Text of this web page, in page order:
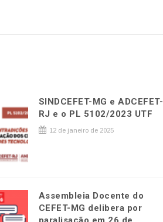
SINDCEFET-MG e ADCEFET-
RJ e o PL 5102/2023 UTF
12 de janeiro de 2025
Assembleia Docente do
CEFET-MG delibera por